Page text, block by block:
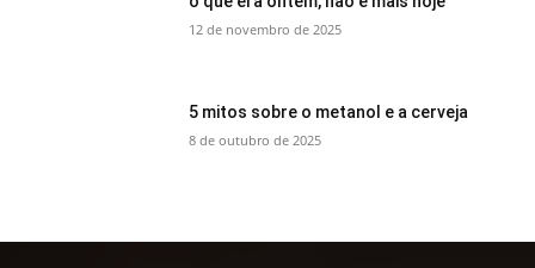
12 de novembro de 2025
5 mitos sobre o metanol e a cerveja
8 de outubro de 2025